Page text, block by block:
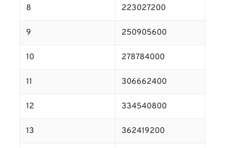
8 223027200
9 250905600
10 278784000
11 306662400
12 334540800
13 362419200